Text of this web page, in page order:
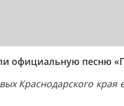
официальную песню
Краснодарского